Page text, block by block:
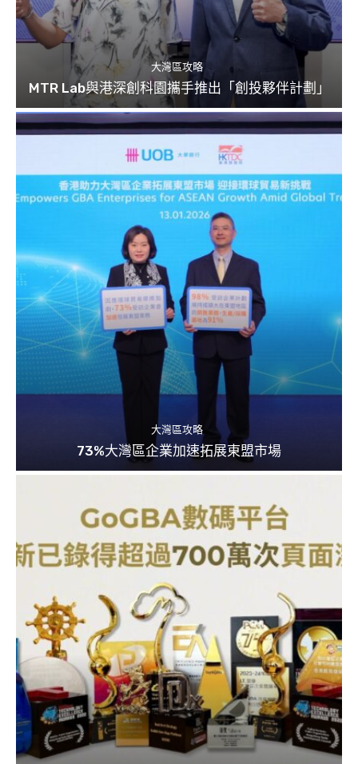
大灣區攻略
MTR Lab與港深創科園攜手推出「創投夥伴計劃」
大灣區攻略
73%大灣區企業加速拓展東盟市場